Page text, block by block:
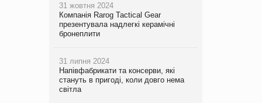
31 жовтня 2024
Компанія Rarog Tactical Gear
презентувала надлегкі керамічні
бронеплити
31 липня 2024
Напівфабрикати та консерви, які
стануть в пригоді, коли довго нема
світла